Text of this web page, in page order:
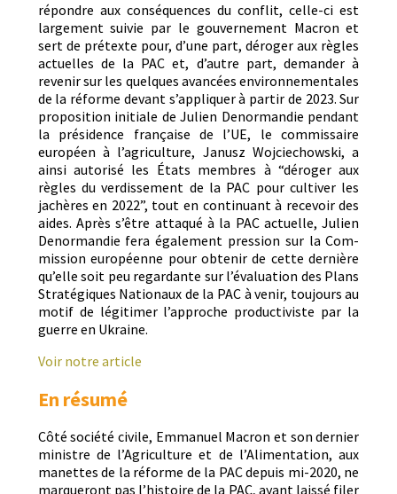
répon­dre aux con­séquences du con­flit, celle-ci est
large­ment suiv­ie par le gou­verne­ment Macron et
sert de pré­texte pour, d’une part, déroger aux règles
actuelles de la PAC et, d’autre part, deman­der à
revenir sur les quelques avancées envi­ron­nemen­tales
de la réforme devant s’appliquer à par­tir de 2023. Sur
propo­si­tion ini­tiale de Julien Denor­mandie pen­dant
la prési­dence française de l’UE, le com­mis­saire
européen à l’agriculture, Janusz Woj­ciechows­ki, a
ain­si autorisé les États mem­bres à “déroger aux
règles du verdisse­ment de la PAC pour cul­tiv­er les
jachères en 2022”, tout en con­tin­u­ant à recevoir des
aides. Après s’être attaqué à la PAC actuelle, Julien
Denor­mandie fera égale­ment pres­sion sur la Com­
mis­sion européenne pour obtenir de cette dernière
qu’elle soit peu regar­dante sur l’évaluation des Plans
Stratégiques Nationaux de la PAC à venir, tou­jours au
motif de légitimer l’approche pro­duc­tiviste par la
guerre en Ukraine.
Voir notre article
En résumé
Côté société civile, Emmanuel Macron et son dernier
min­istre de l’Agriculture et de l’Alimentation, aux
manettes de la réforme de la PAC depuis mi-2020, ne
mar­queront pas l’histoire de la PAC, ayant lais­sé fil­er